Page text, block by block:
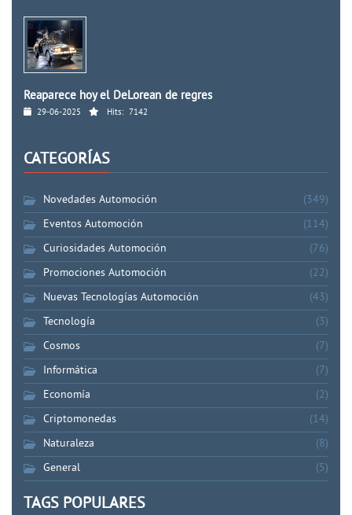
Reaparece hoy el DeLorean de regres
29-06-2025 Hits: 7142
CATEGORÍAS
Novedades Automoción
(349)
Eventos Automoción
(114)
Curiosidades Automoción
(76)
Promociones Automoción
(22)
Nuevas Tecnologías Automoción
(43)
Tecnología
(3)
Cosmos
(7)
Informática
(7)
Economía
(2)
Criptomonedas
(14)
Naturaleza
(8)
General
(5)
TAGS POPULARES